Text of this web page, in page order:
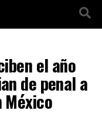
el año
de penal a
México